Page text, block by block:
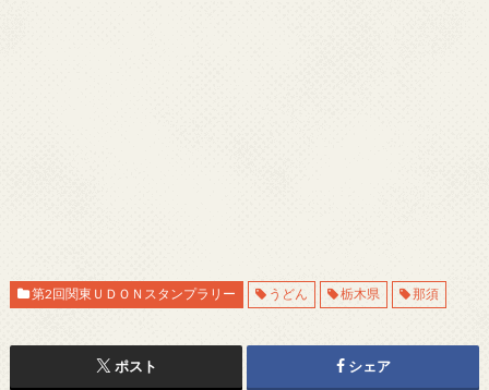
第2回関東ＵＤＯＮスタンプラリー うどん 栃木県 那須
ポスト シェア